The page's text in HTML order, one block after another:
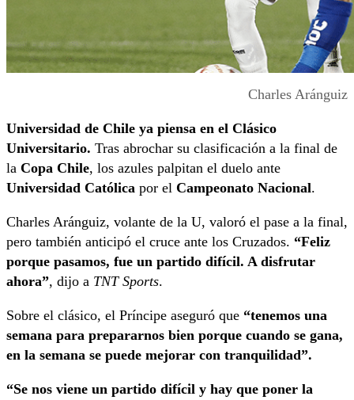
Charles Aránguiz
Universidad de Chile ya piensa en el Clásico
Universitario. Tras abrochar su clasificación a la final de
la Copa Chile, los azules palpitan el duelo ante
Universidad Católica por el Campeonato Nacional.
Charles Aránguiz, volante de la U, valoró el pase a la final,
pero también anticipó el cruce ante los Cruzados. “Feliz
porque pasamos, fue un partido difícil. A disfrutar
ahora”, dijo a TNT Sports.
Sobre el clásico, el Príncipe aseguró que “tenemos una
semana para prepararnos bien porque cuando se gana,
en la semana se puede mejorar con tranquilidad”.
“Se nos viene un partido difícil y hay que poner la